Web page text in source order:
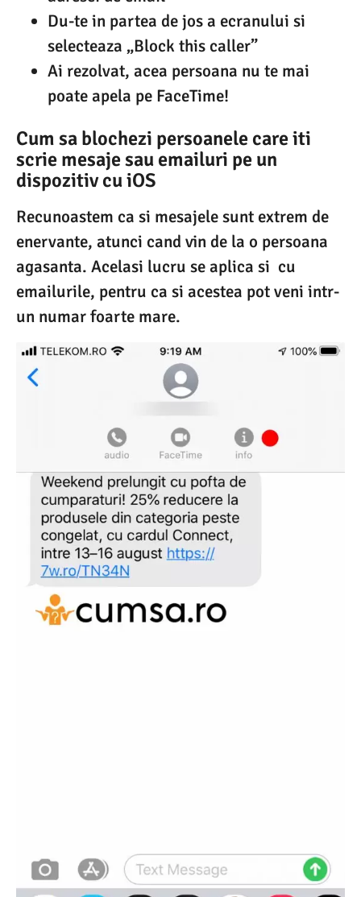
Du-te in partea de jos a ecranului si
selecteaza „Block this caller”
Ai rezolvat, acea persoana nu te mai
poate apela pe FaceTime!
Cum sa blochezi persoanele care iti
scrie mesaje sau emailuri pe un
dispozitiv cu iOS
Recunoastem ca si mesajele sunt extrem de
enervante, atunci cand vin de la o persoana
agasanta. Acelasi lucru se aplica si cu
emailurile, pentru ca si acestea pot veni intr-
un numar foarte mare.